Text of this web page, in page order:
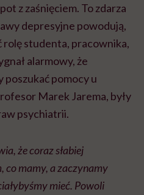
z zaśnięciem. To zdarza
depresyjne powodują,
rolę studenta, pracownika,
alarmowy, że
pomocy u
Marek Jarema, były
psychiatrii.
że coraz słabiej
co mamy, a zaczynamy
mieć. Powoli